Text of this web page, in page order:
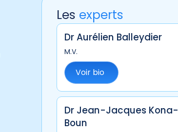
Les experts
Dr Aurélien Balleydier
M.V.
Voir bio
Dr Jean-Jacques Kona-
Boun